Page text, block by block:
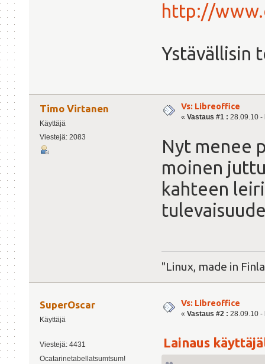
http://
Ystävällisin
Timo Virtanen
Käyttäjä
Viestejä: 2083
Vs: Libreoffice
« Vastaus #1 : 28.09.10 -
Nyt menee
moinen
kahteen
"Linux, made in
SuperOscar
Käyttäjä
Viestejä: 4431
Ocatarinetabellatsumtsum!
Vs: Libreoffice
« Vastaus #2 : 28.09.10 -
Lainaus